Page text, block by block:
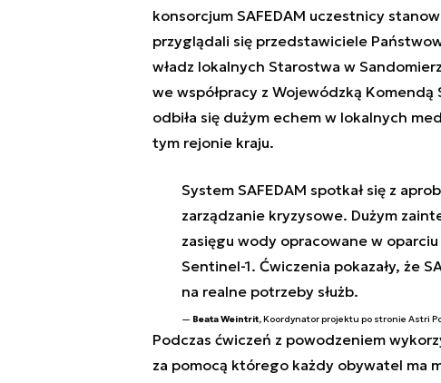
konsorcjum SAFEDAM uczestnicy
przyglądali się przedstawiciele
władz lokalnych Starostwa w
we współpracy z Wojewódzką
odbiła się dużym echem w lokalnych
tym rejonie kraju.
System SAFEDAM spotkał się z
zarządzanie kryzysowe. Dużym
zasięgu wody opracowane w
Sentinel-1. Ćwiczenia pokazały, że
na realne potrzeby służb.
Beata Weintrit,Koordynator projektu po stronie Astri
Podczas ćwiczeń z powodzeniem
za pomocą którego każdy obywatel ma